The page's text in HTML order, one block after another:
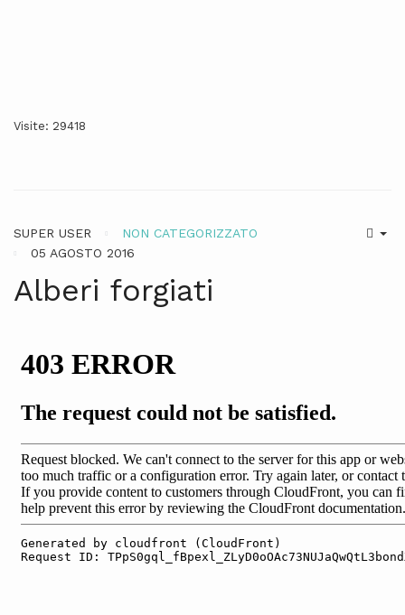
Visite: 29418
SUPER USER
NON CATEGORIZZATO
05 AGOSTO 2016
Alberi forgiati